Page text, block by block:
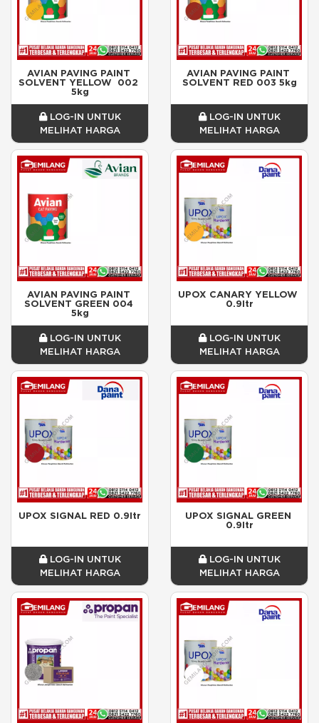
AVIAN PAVING PAINT
SOLVENT YELLOW  002
5kg
LOG-IN UNTUK
MELIHAT HARGA
AVIAN PAVING PAINT
SOLVENT RED 003 5kg
LOG-IN UNTUK
MELIHAT HARGA
AVIAN PAVING PAINT
SOLVENT GREEN 004
5kg
LOG-IN UNTUK
MELIHAT HARGA
UPOX CANARY YELLOW
0.9ltr
LOG-IN UNTUK
MELIHAT HARGA
UPOX SIGNAL RED 0.9ltr
LOG-IN UNTUK
MELIHAT HARGA
UPOX SIGNAL GREEN
0.9ltr
LOG-IN UNTUK
MELIHAT HARGA